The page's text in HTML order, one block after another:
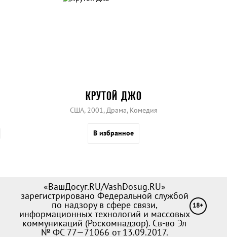
КРУТОЙ ДЖО
США, 2001, Драма, Комедия
В избранное
«ВашДосуг.RU/VashDosug.RU»
зарегистрировано Федеральной службой
по надзору в сфере связи,
информационных технологий и массовых
коммуникаций (Роскомнадзор). Св-во Эл
№ ФС 77—71066 от 13.09.2017.
18+